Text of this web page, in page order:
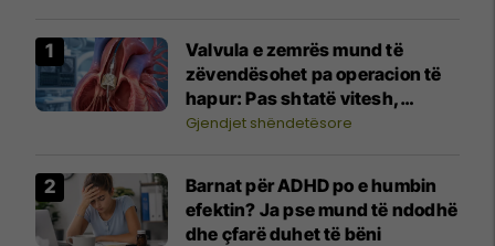
Valvula e zemrës mund të
zëvendësohet pa operacion të
hapur: Pas shtatë vitesh,
rezultatet janë befasuese
Gjendjet shëndetësore
Barnat për ADHD po e humbin
efektin? Ja pse mund të ndodhë
dhe çfarë duhet të bëni